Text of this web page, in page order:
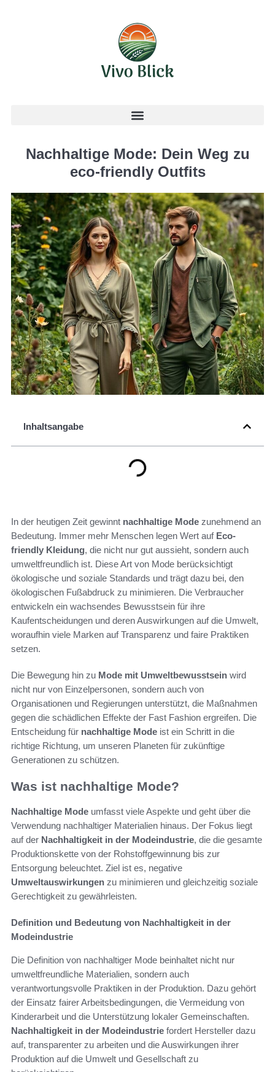
Nachhaltige Mode: Dein Weg zu
eco-friendly Outfits
Inhaltsangabe
In der heutigen Zeit gewinnt nachhaltige Mode zunehmend an
Bedeutung. Immer mehr Menschen legen Wert auf Eco-
friendly Kleidung, die nicht nur gut aussieht, sondern auch
umweltfreundlich ist. Diese Art von Mode berücksichtigt
ökologische und soziale Standards und trägt dazu bei, den
ökologischen Fußabdruck zu minimieren. Die Verbraucher
entwickeln ein wachsendes Bewusstsein für ihre
Kaufentscheidungen und deren Auswirkungen auf die Umwelt,
woraufhin viele Marken auf Transparenz und faire Praktiken
setzen.
Die Bewegung hin zu Mode mit Umweltbewusstsein wird
nicht nur von Einzelpersonen, sondern auch von
Organisationen und Regierungen unterstützt, die Maßnahmen
gegen die schädlichen Effekte der Fast Fashion ergreifen. Die
Entscheidung für nachhaltige Mode ist ein Schritt in die
richtige Richtung, um unseren Planeten für zukünftige
Generationen zu schützen.
Was ist nachhaltige Mode?
Nachhaltige Mode umfasst viele Aspekte und geht über die
Verwendung nachhaltiger Materialien hinaus. Der Fokus liegt
auf der Nachhaltigkeit in der Modeindustrie, die die gesamte
Produktionskette von der Rohstoffgewinnung bis zur
Entsorgung beleuchtet. Ziel ist es, negative
Umweltauswirkungen zu minimieren und gleichzeitig soziale
Gerechtigkeit zu gewährleisten.
Definition und Bedeutung von Nachhaltigkeit in der
Modeindustrie
Die Definition von nachhaltiger Mode beinhaltet nicht nur
umweltfreundliche Materialien, sondern auch
verantwortungsvolle Praktiken in der Produktion. Dazu gehört
der Einsatz fairer Arbeitsbedingungen, die Vermeidung von
Kinderarbeit und die Unterstützung lokaler Gemeinschaften.
Nachhaltigkeit in der Modeindustrie fordert Hersteller dazu
auf, transparenter zu arbeiten und die Auswirkungen ihrer
Produktion auf die Umwelt und Gesellschaft zu